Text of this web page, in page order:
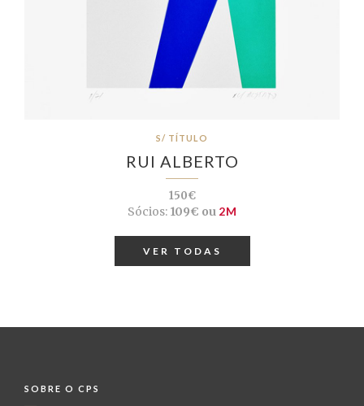
S/ TÍTULO
RUI ALBERTO
150€
Sócios:109€ ou 2M
VER TODAS
SOBRE O CPS